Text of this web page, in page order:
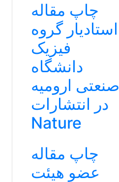
چاپ مقاله
استادیار گروه
فیزیک
دانشگاه
صنعتی ارومیه
در انتشارات
Nature
چاپ مقاله
عضو هیئت